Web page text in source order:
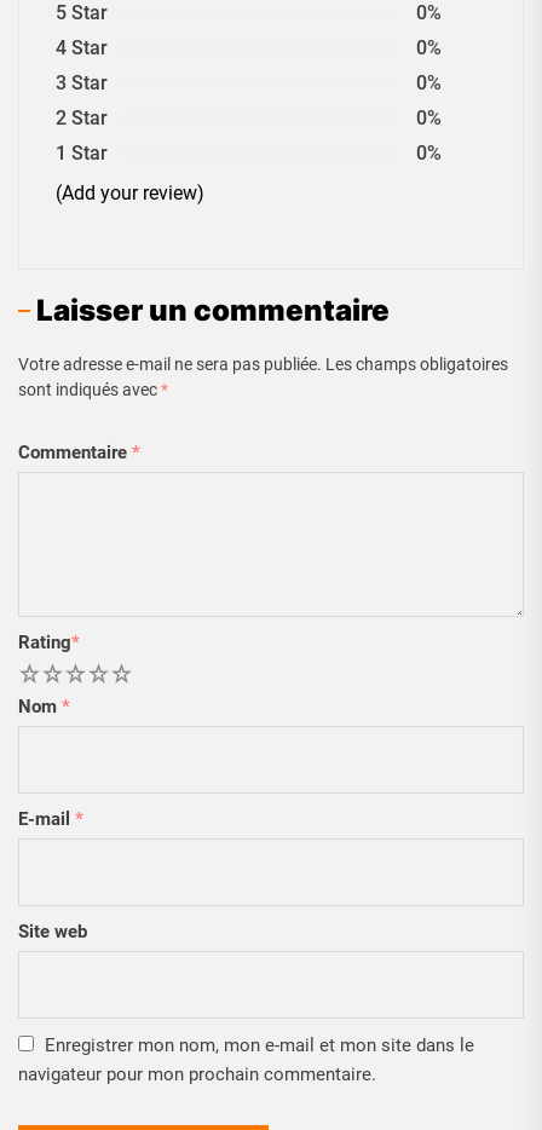
5 Star
0%
4 Star
0%
3 Star
0%
2 Star
0%
1 Star
0%
(Add your review)
Laisser un commentaire
Votre adresse e-mail ne sera pas publiée. Les champs obligatoires
sont indiqués avec*
Commentaire *
Rating*
5
4
3
2
Nom *
E-mail *
Site web
Enregistrer mon nom, mon e-mail et mon site dans le
navigateur pour mon prochain commentaire.